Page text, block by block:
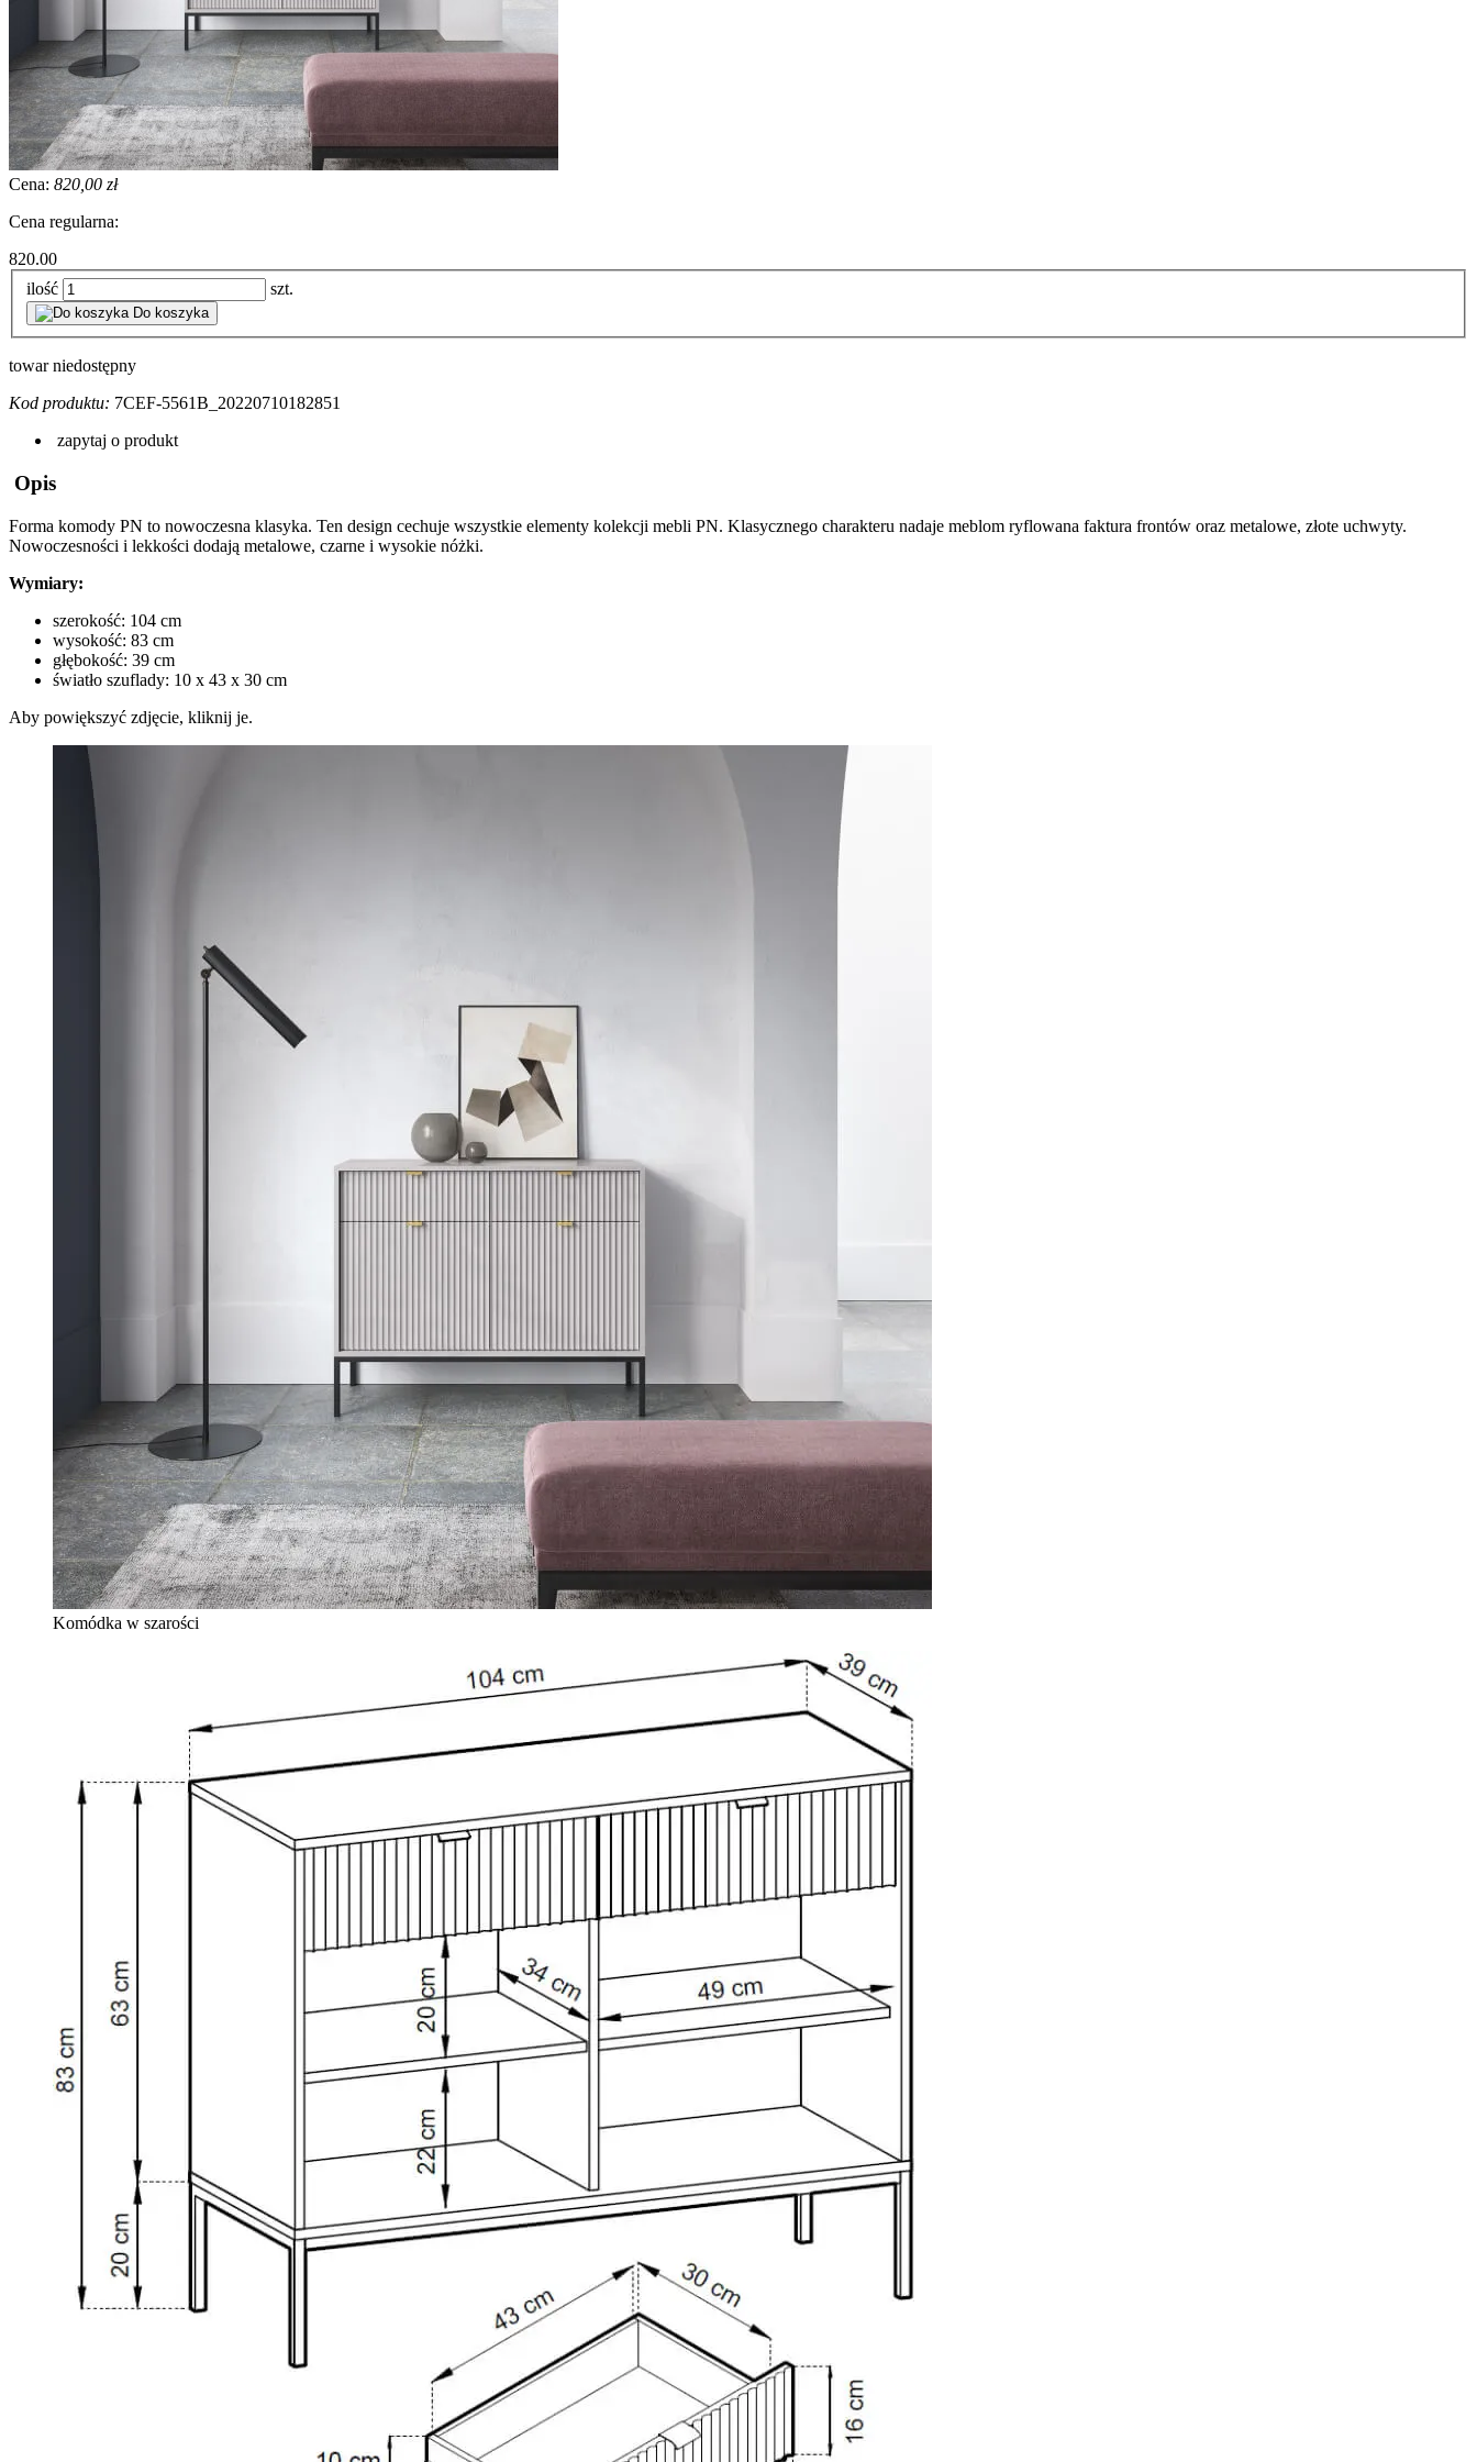
Cena: 820,00 zł
Cena regularna:
820.00
ilość
szt.
Do koszyka
towar niedostępny
Kod produktu: 7CEF-5561B_20220710182851
zapytaj o produkt
Opis
Forma komody PN to nowoczesna klasyka. Ten design cechuje wszystkie elementy kolekcji mebli PN. Klasycznego charakteru nadaje meblom ryflowana faktura frontów oraz metalowe, złote uchwyty.
Nowoczesności i lekkości dodają metalowe, czarne i wysokie nóżki.
Wymiary:
szerokość: 104 cm
wysokość: 83 cm
głębokość: 39 cm
światło szuflady: 10 x 43 x 30 cm
Aby powiększyć zdjęcie, kliknij je.
Komódka w szarości